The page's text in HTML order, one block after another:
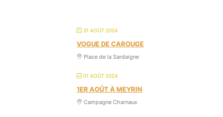
31 AOÛT 2024
VOGUE DE CAROUGE
Place de la Sardaigne
01 AOÛT 2024
1ER AOÛT À MEYRIN
Campagne Charnaux